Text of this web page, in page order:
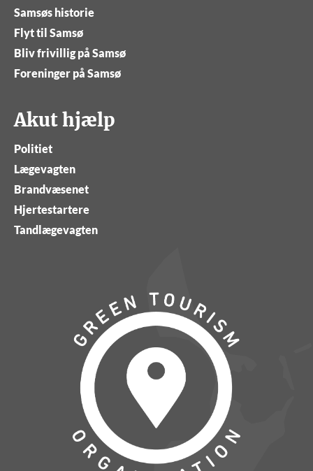
Samsøs historie
Flyt til Samsø
Bliv frivillig på Samsø
Foreninger på Samsø
Akut hjælp
Politiet
Lægevagten
Brandvæsenet
Hjertestartere
Tandlægevagten